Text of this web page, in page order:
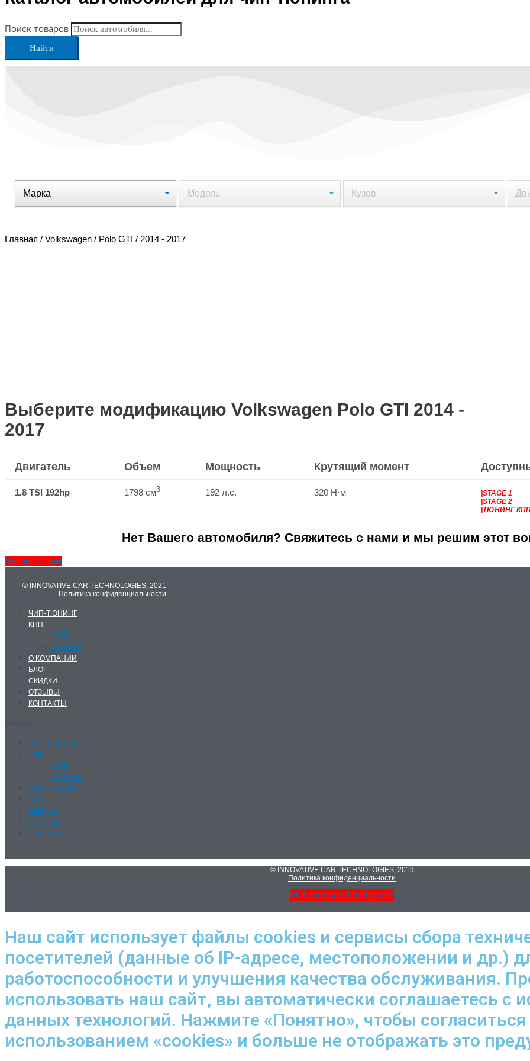
Поиск товаров
Найти
Главная / Volkswagen / Polo GTI / 2014 - 2017
Выберите модификацию Volkswagen Polo GTI 2014 -
2017
Двигатель Объем Мощность Крутящий момент
1.8 TSI 192hp 1798 см3 192 л.с. 320 Н·м
|STAGE 1
|STAGE 2
|ТЮНИНГ
Нет Вашего автомобиля? Свяжитесь с нами и мы решим этот
Написать нам
© INNOVATIVE CAR TECHNOLOGIES, 2021
Политика конфиденциальности
ЧИП-ТЮНИНГ
КПП
DSG
ZF 8HP
О КОМПАНИИ
БЛОГ
СКИДКИ
ОТЗЫВЫ
КОНТАКТЫ
ЧИП-ТЮНИНГ
КПП
DSG
ZF 8HP
О КОМПАНИИ
БЛОГ
СКИДКИ
ОТЗЫВЫ
КОНТАКТЫ
© INNOVATIVE CAR TECHNOLOGIES, 2019
Политика конфиденциальности
Vk Facebook-f Instagram
Наш сайт использует файлы cookies и сервисы сбора
посетителей (данные об IP-адресе, местоположении и др.)
работоспособности и улучшения качества обслуживания.
использовать наш сайт, вы автоматически соглашаетесь с
данных технологий. Нажмите «Понятно», чтобы согласиться
использованием «cookies» и больше не отображать это